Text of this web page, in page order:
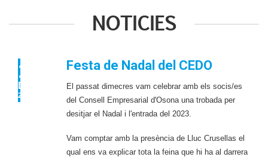
NOTICIES
15
DES
2022
Festa de Nadal del CEDO
El passat dimecres vam celebrar amb els socis/es
del Consell Empresarial d'Osona una trobada per
desitjar el Nadal i l'entrada del 2023.
Vam comptar amb la presència de Lluc Crusellas el
qual ens va explicar tota la feina que hi ha al darrera